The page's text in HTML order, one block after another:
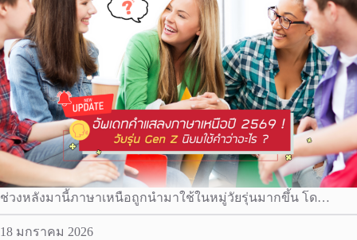
ช่วงหลังมานี้ภาษาเหนือถูกนำมาใช้ในหมู่วัยรุ่นมากขึ้น โด…
18 มกราคม 2026